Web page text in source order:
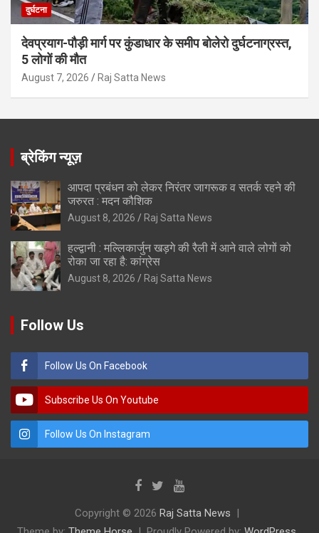
दुर्घटना
देवप्रयाग-पौड़ी मार्ग पर कुंडाधार के समीप बोलेरो दुर्घटनाग्रस्त,
5 लोगों की मौत
August 7, 2026 Raj Satta News
ब्रेकिंग न्यूज़
आपदा प्रबंधन को लेकर निरंतर जागरूक व सतर्क रहने की
जरुरत : मदन कौशिक
August 8, 2026 Raj Satta News
हल्द्वानी : मल्लिकार्जुन खड़गे की रैली में आने वाले लोगों को
रोका जा रहा है: कांग्रेस
August 8, 2026 Raj Satta News
Follow Us
Follow Us On Facebook
Subscribe Us On Youtube
Follow Us On Instagram
Copyright © 2026 Raj Satta News